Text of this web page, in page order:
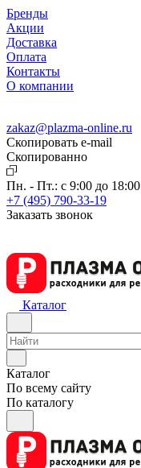
Бренды
Акции
Доставка
Оплата
Контакты
О компании
zakaz@plazma-online.ru
Скопировать e-mail
Cкопированно
Пн. - Пт.: с 9:00 до 18:00
+7 (495) 790-33-19
Заказать звонок
Каталог
Каталог
По всему сайту
По каталогу